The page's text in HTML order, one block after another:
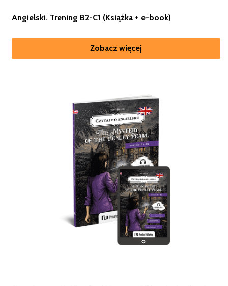
Angielski. Trening B2-C1 (Książka + e-book)
Zobacz więcej